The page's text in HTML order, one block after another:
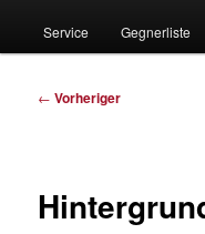
Service Gegnerliste
Beitragsnavigation
← Vorheriger